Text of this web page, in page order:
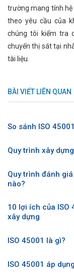
trường mang tính hệ
theo yêu cầu của
chúng tôi kiểm tra
chuyến thị sát tại
tài liệu.
BÀI VIẾT LIÊN QUAN
So sánh ISO
Quy trình xây
Quy trình đánh
nào?
10 lợi ích của ISO
xây dựng
ISO 45001 là gì?
ISO 45001 áp